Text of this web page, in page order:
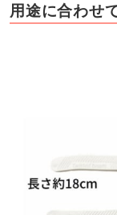
用途に合わせ